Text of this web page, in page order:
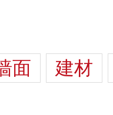
面
建材